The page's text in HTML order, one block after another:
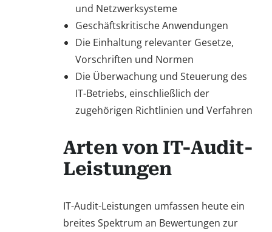
und Netzwerksysteme
Geschäftskritische Anwendungen
Die Einhaltung relevanter Gesetze,
Vorschriften und Normen
Die Überwachung und Steuerung des
IT-Betriebs, einschließlich der
zugehörigen Richtlinien und Verfahren
Arten von IT-Audit-
Leistungen
IT-Audit-Leistungen umfassen heute ein
breites Spektrum an Bewertungen zur